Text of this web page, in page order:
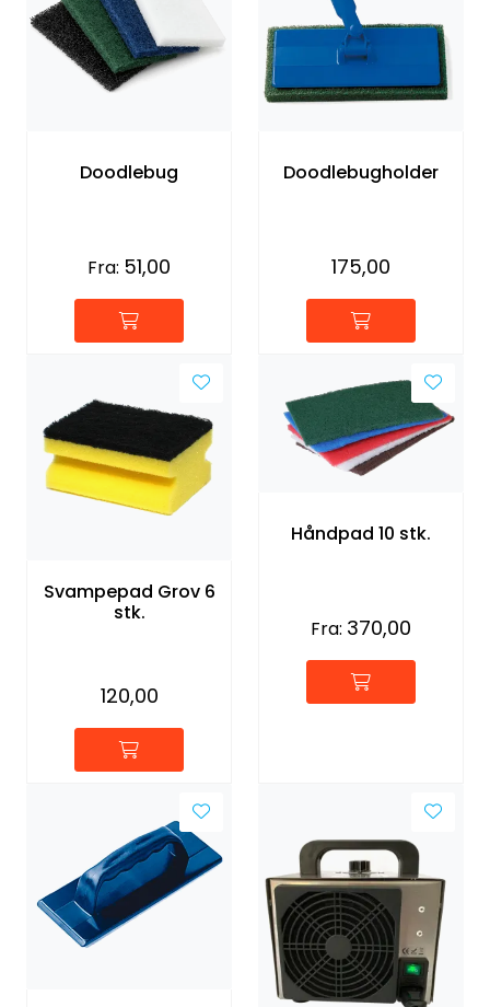
Doodlebug
Fra: 51,00
Doodlebugholder
175,00
Svampepad Grov 6
stk.
120,00
Håndpad 10 stk.
Fra: 370,00